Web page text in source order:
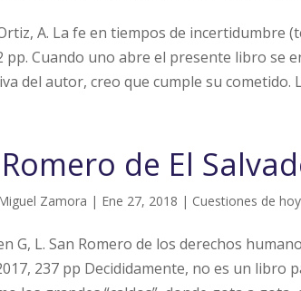
A. La fe en tiempos de incertidumbre
pp. Cuando uno abre el presente libro se
del autor, creo que cumple su cometido.
de El
Zamora | Ene 27, 2018 | Cuestiones de hoy
G, L. San Romero de los derechos
237 pp Decididamente, no es un libro